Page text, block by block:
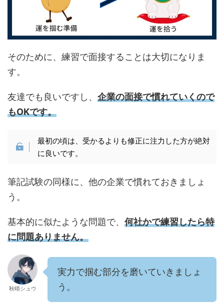
そのために、練習で面接することは大切になりま
す。
友達でも良いですし、 企業の面接で慣れていくので
もOKです。
最初の頃は、受かるよりも修正に注力した方が絶対
に良いです。
筆記試験の同様に、他の企業で慣れておきましょ
う。
基本的に似たような問題で、 何社かで練習したら特
に問題ありません。
秋晴シュウ
実力で掴む部分を磨いていきましょ
う。